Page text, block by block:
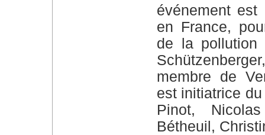
événement
en France,
de la pollution
membre de
est initiatrice
Pinot,
Bétheuil,